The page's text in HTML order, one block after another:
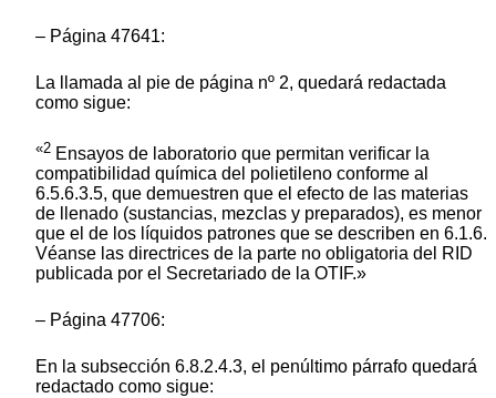
– Página 47641:
La llamada al pie de página nº 2, quedará redactada
como sigue:
«2 Ensayos de laboratorio que permitan verificar la
compatibilidad química del polietileno conforme al
6.5.6.3.5, que demuestren que el efecto de las materias
de llenado (sustancias, mezclas y preparados), es menor
que el de los líquidos patrones que se describen en 6.1.6.
Véanse las directrices de la parte no obligatoria del RID
publicada por el Secretariado de la OTIF.»
– Página 47706:
En la subsección 6.8.2.4.3, el penúltimo párrafo quedará
redactado como sigue: